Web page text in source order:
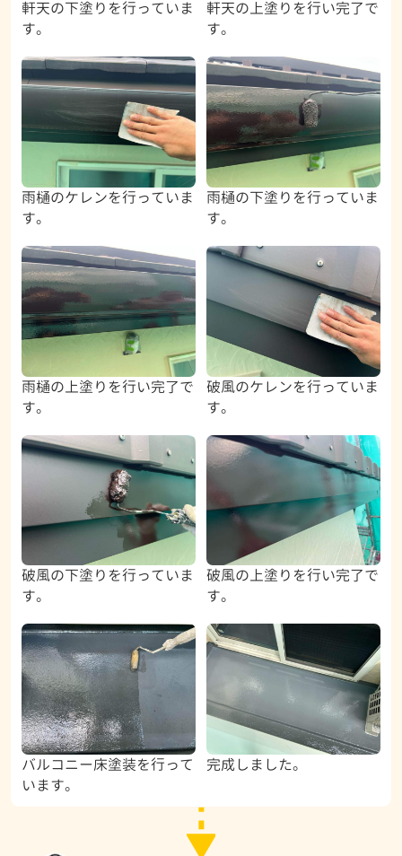
軒天の下塗りを行っていま
す。
軒天の上塗りを行い完了で
す。
雨樋のケレンを行っていま
す。
雨樋の下塗りを行っていま
す。
雨樋の上塗りを行い完了で
す。
破風のケレンを行っていま
す。
破風の下塗りを行っていま
す。
破風の上塗りを行い完了で
す。
バルコニー床塗装を行って
います。
完成しました。